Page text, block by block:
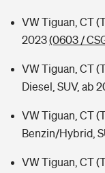
VW Tiguan, CT
2023(0603 /
VW Tiguan, CT
Diesel, SUV, ab
VW Tiguan, CT
Benzin/Hybrid,
VW Tiguan, CT